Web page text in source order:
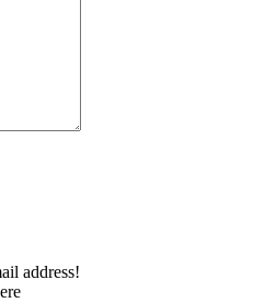
address!